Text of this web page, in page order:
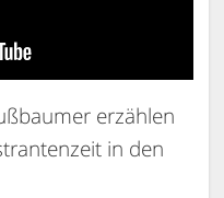
erzählen
in den